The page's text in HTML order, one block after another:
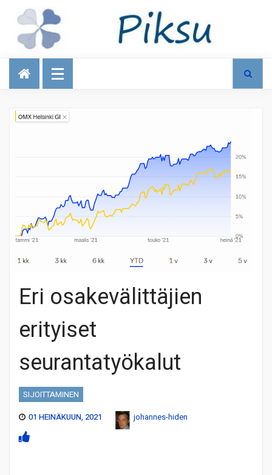
Talous
Eri osakevälittäjien
erityiset
seurantatyökalut
SIJOITTAMINEN
01 HEINÄKUUN, 2021
johannes-hiden